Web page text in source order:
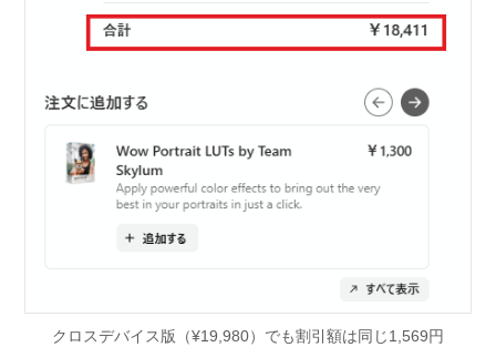
クロスデバイス版（¥19,980）でも割引額は同じ1,569円